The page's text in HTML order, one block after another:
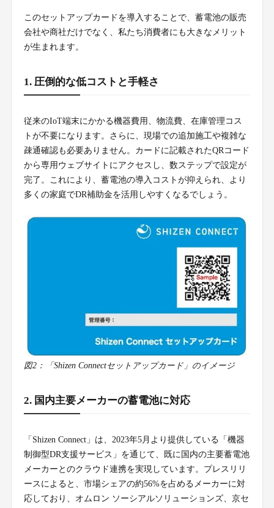
このセットアップカードを導入することで、蓄電池の販売
会社や商社だけでなく、私たち消費者にも大きなメリット
が生まれます。
1. 圧倒的な低コストと手軽さ
従来のIoT端末にかかる機器費用、物流費、在庫管理コス
トが不要になります。さらに、現場での追加施工や複雑な
疎通確認も必要ありません。カードに記載されたQRコード
から専用ウェブサイトにアクセスし、数ステップで設定が
完了。これにより、蓄電池の導入コストが抑えられ、より
多くの家庭でDR補助金を活用しやすくなるでしょう。
図2：「Shizen Connectセットアップカード」のイメージ
2. 国内主要メーカーの蓄電池に対応
「Shizen Connect」は、2023年5月より提供している「機器
制御型DR支援サービス」を通じて、既に国内の主要蓄電池
メーカーとのクラウド連携を実現しています。プレスリリ
ースによると、市場シェアの約56%を占めるメーカーに対
応しており、オムロン ソーシアルソリューションズ、京セ